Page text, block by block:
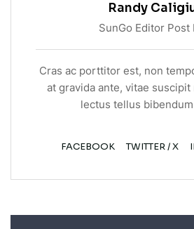
Randy
SunGo Editor Post
Cras ac porttitor est, non
at gravida ante, vitae
lectus tellus
FACEBOOK TWITTER / X